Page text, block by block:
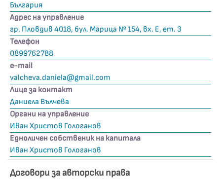
България
Адрес на управление
гр. Пловдив 4018, бул. Марица № 154, вх. Е, ет. 3
Телефон
0899762788
е-mail
valcheva.daniela@gmail.com
Лице за контакт
Даниела Вълчева
Органи на управление
Иван Христов Гологанов
Едноличен собственик на капитала
Иван Христов Гологанов
Договори за авторски права